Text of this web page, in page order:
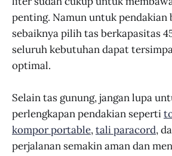
penting. Namun untuk pendakian
sebaiknya pilih tas berkapasitas
seluruh kebutuhan dapat
optimal.
Selain tas gunung, jangan lupa
perlengkapan pendakian seperti
kompor portable,tali paracord,
perjalanan semakin aman dan